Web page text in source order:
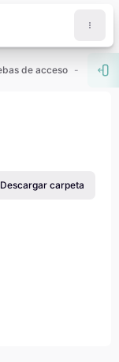
de acceso PAU -
Descargar carpeta